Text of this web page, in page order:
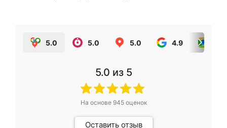
5.0 5.0 5.0 4.9
5.0 из 5
На основе 945оценок
Оставить отзыв